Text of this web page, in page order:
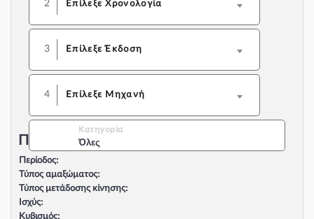
2 Επίλεξε Χρονολογία
3 Επίλεξε Έκδοση
4 Επίλεξε Μηχανή
Κατηγορία
Όλες
Περιγραφή Αυτοκινήτου:
Περίοδος:
Τύπος αμαξώματος:
Τύπος μετάδοσης κίνησης:
Ισχύς:
Κυβισμός: